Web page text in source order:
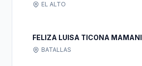
EL ALTO
FELIZA LUISA TICONA MAMANI
BATALLAS